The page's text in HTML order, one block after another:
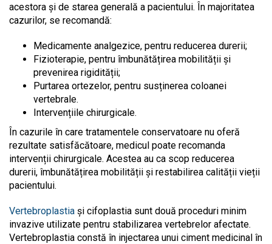
acestora și de starea generală a pacientului. În majoritatea
cazurilor, se recomandă:
Medicamente analgezice, pentru reducerea durerii;
Fizioterapie, pentru îmbunătățirea mobilității și
prevenirea rigidității;
Purtarea ortezelor, pentru susținerea coloanei
vertebrale.
Intervențiile chirurgicale.
În cazurile în care tratamentele conservatoare nu oferă
rezultate satisfăcătoare, medicul poate recomanda
intervenții chirurgicale. Acestea au ca scop reducerea
durerii, îmbunătățirea mobilității și restabilirea calității vieții
pacientului.
Vertebroplastia și cifoplastia sunt două proceduri minim
invazive utilizate pentru stabilizarea vertebrelor afectate.
Vertebroplastia constă în injectarea unui ciment medicinal în